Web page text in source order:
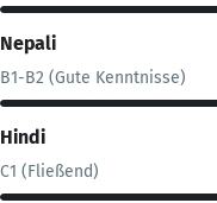
Nepali
B1-B2 (Gute Kenntnisse)
Hindi
C1 (Fließend)